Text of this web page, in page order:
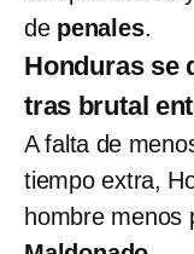
de penales.
Honduras se
tras brutal
A falta de
tiempo extra,
hombre menos